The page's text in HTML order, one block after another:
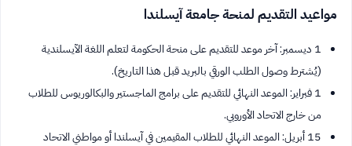
مواعيد التقديم لمنحة جامعة آيسلندا
1 ديسمبر: آخر موعد للتقديم على منحة الحكومة لتعلم اللغة الآيسلندية
(يُشترط وصول الطلب الورقي بالبريد قبل هذا التاريخ).
1 فبراير: الموعد النهائي للتقديم على برامج الماجستير والبكالوريوس للطلاب
من خارج الاتحاد الأوروبي.
15 أبريل: الموعد النهائي للطلاب المقيمين في آيسلندا أو مواطني الاتحاد